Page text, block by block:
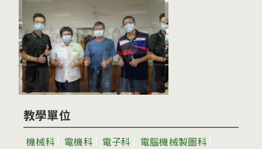
教學單位
機械科 電機科 電子科 電腦機械製圖科